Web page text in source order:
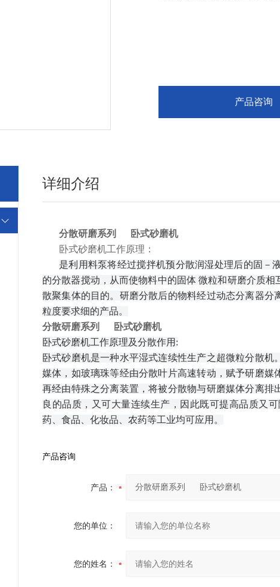
产品咨询
详细介绍
分散研磨系列 卧式砂磨机
卧式砂磨机工作原理：
是利用料泵将经过搅拌机预分散润湿处理后的固－
的分散器搅动，从而使物料中的固体 微粒和研磨介质
散聚集体的目的。研磨分散后的物料经过动态分离器
粒度要求细的产品。
分散研磨系列 卧式砂磨机
卧式砂磨机工作原理及分散作用:
卧式砂磨机是一种水平湿式连续性生产之超微粒分散机
媒体，如玻璃珠等经由分散叶片高速转动，赋予研磨媒
再经由特殊之分离装置，将被分散物与研磨媒体分离排
良的品质，又可大量连续生产，因此既可提高品质又
药、食品、化妆品、农药等工业均可应用。
产品咨询
产品：
您的单位：
您的姓名：